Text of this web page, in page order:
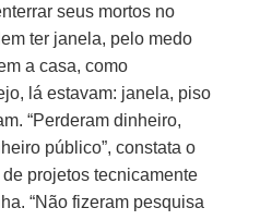
seus mortos no
ter janela, pelo medo
a casa, como
lá estavam: janela, piso
“Perderam dinheiro,
público”, constata o
projetos tecnicamente
“Não fizeram pesquisa